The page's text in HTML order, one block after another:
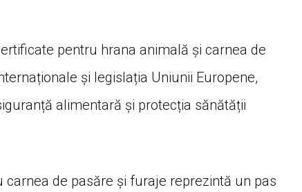
pentru hrana animală și carnea de
și legislația Uniunii Europene,
alimentară și protecția sănătății
de pasăre și furaje reprezintă un pas